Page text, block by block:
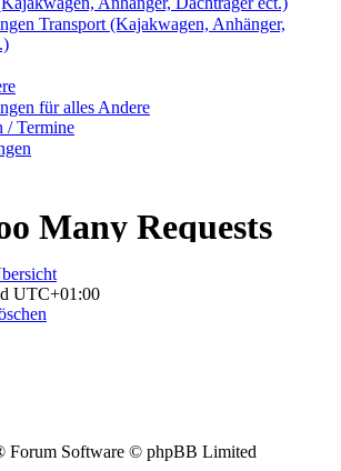
Transport (Kajakwagen, Anhänger,
für alles Andere
/ Termine
UTC+01:00
Forum Software © phpBB Limited